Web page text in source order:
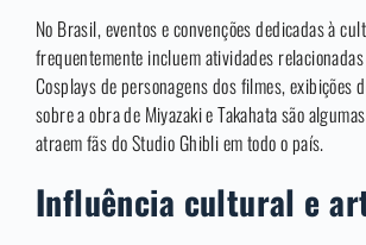
No Brasil, eventos e convenções dedicadas à
frequentemente incluem atividades
Cosplays de personagens dos filmes, exibições
sobre a obra de Miyazaki e Takahata são
atraem fãs do Studio Ghibli em todo o país.
Influência cultural e